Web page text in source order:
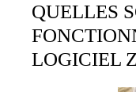
QUELLES
LOGICIEL